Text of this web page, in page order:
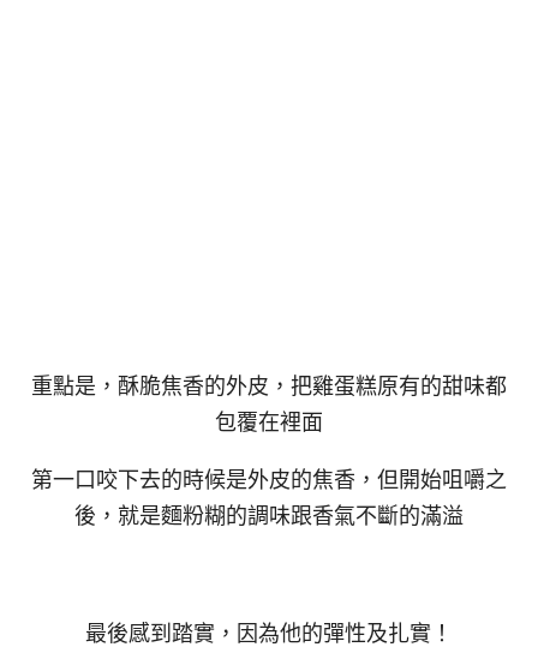
重點是，酥脆焦香的外皮，把雞蛋糕原有的甜味都
包覆在裡面
第一口咬下去的時候是外皮的焦香，但開始咀嚼之
後，就是麵粉糊的調味跟香氣不斷的滿溢
最後感到踏實，因為他的彈性及扎實！